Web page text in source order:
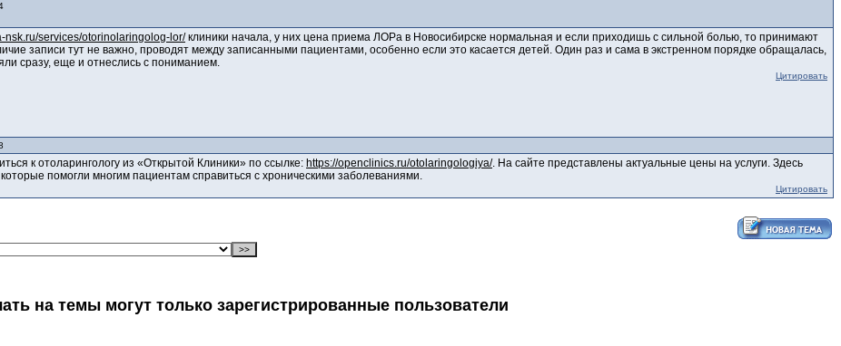
nsk.ru/services/otorinolaringolog-lor/клиники начала, у них цена приема ЛОРа в Новосибирске нормальная и если приходишь с сильной болью, то принимают
записи тут не важно, проводят между записанными пациентами, особенно если это касается детей. Один раз и сама в экстренном порядке обращалась,
сразу, еще и отнеслись с пониманием.
Цитировать
к отоларингологу из «Открытой Клиники» по ссылке: https://openclinics.ru/otolaringologiya/. На сайте представлены актуальные цены на услуги. Здесь
помогли многим пациентам справиться с хроническими заболеваниями.
Цитировать
на темы могут только зарегистрированные пользователи